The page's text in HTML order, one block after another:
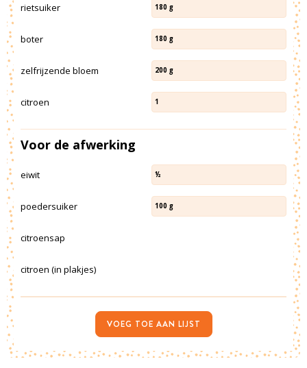
rietsuiker 180 g
boter 180 g
zelfrijzende bloem 200 g
citroen 1
Voor de afwerking
eiwit ½
poedersuiker 100 g
citroensap
citroen (in plakjes)
VOEG TOE AAN LIJST